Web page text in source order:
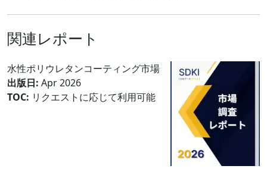
関連レポート
水性ポリウレタンコーティング市場
出版日: Apr 2026
TOC: リクエストに応じて利用可能